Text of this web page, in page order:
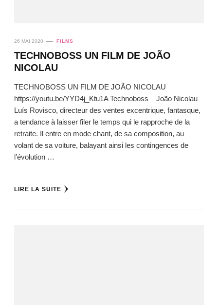
26 MAI 2020 FILMS
TECHNOBOSS UN FILM DE JOÃO
NICOLAU
TECHNOBOSS UN FILM DE JOÃO NICOLAU
https://youtu.be/YYD4j_Ktu1A Technoboss – João Nicolau
Luís Rovisco, directeur des ventes excentrique, fantasque,
a tendance à laisser filer le temps qui le rapproche de la
retraite. Il entre en mode chant, de sa composition, au
volant de sa voiture, balayant ainsi les contingences de
l’évolution …
LIRE LA SUITE